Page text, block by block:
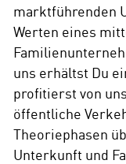
marktführenden
Werten eines
uns erhältst Du
profitierst von
öffentliche
Theoriephasen
Unterkunft und